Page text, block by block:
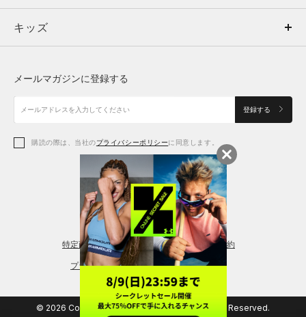
キッズ
アクセサリー
ボトムス
アクセサリー
トップス
シューズ
アクセサリー
レギンス＆タイツ
キッズ
シューズ
メールマガジンに登録する
登録する
購読の際は、当社のプライバシーポリシーに同意します。
特定商取引法に基づく通販の表記 会員規約
プライバシーポリシー
© 2026 Copyright DOME Corporation. All Rights Reserved.